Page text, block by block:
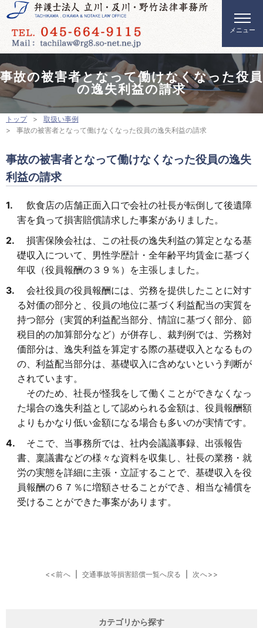
事故の被害者となって働けなくなった役員
の逸失利益の請求
トップ
取扱い事例
事故の被害者となって働けなくなった役員の逸失利益の請求
事故の被害者となって働けなくなった役員の逸失
利益の請求
飲食店の店舗正面入口で会社の社長が転倒して後遺障
害を負って損害賠償請求した事案がありました。
損害保険会社は、この社長の逸失利益の算定となる基
礎収入について、男性学歴計・全年齢平均賃金に基づく
年収（役員報酬の３９％）を主張しました。
会社役員の役員報酬には、労務を提供したことに対す
る対価の部分と、役員の地位に基づく利益配当の実質を
持つ部分（実質的利益配当部分、情誼に基づく部分、節
税目的の加算部分など）が併存し、裁判例では、労務対
価部分は、逸失利益を算定する際の基礎収入となるもの
の、利益配当部分は、基礎収入に含めないという判断が
されています。
そのため、社長が怪我をして働くことができなくなっ
た場合の逸失利益として認められる金額は、役員報酬額
よりもかなり低い金額になる場合も多いのが実情です。
そこで、当事務所では、社内会議議事録、出張報告
書、稟議書などの様々な資料を収集し、社長の業務・就
労の実態を詳細に主張・立証することで、基礎収入を役
員報酬の６７％に増額させることができ、相当な補償を
受けることができた事案があります。
<<前へ 交通事故等損害賠償一覧へ戻る 次へ>>
カテゴリから探す